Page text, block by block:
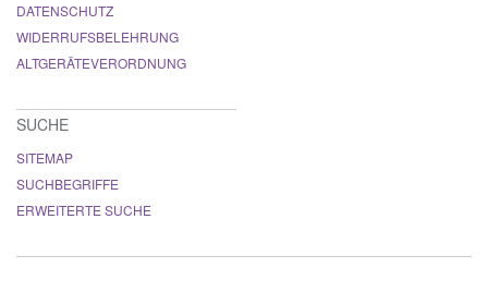
DATENSCHUTZ
WIDERRUFSBELEHRUNG
ALTGERÄTEVERORDNUNG
SUCHE
SITEMAP
SUCHBEGRIFFE
ERWEITERTE SUCHE